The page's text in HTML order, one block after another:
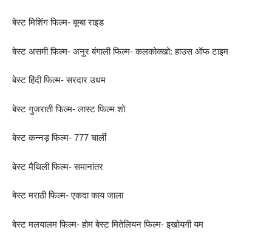
बेस्ट मिशिंग फिल्म- बूम्बा राइड
बेस्ट असमी फिल्म- अनुर बंगाली फिल्म- कलकोक्खो: हाउस ऑफ टाइम
बेस्ट हिंदी फिल्म- सरदार उधम
बेस्ट गुजराती फिल्म- लास्ट फिल्म शो
बेस्ट कन्नड़ फिल्म- 777 चार्ली
बेस्ट मैथिली फिल्म- समानांतर
बेस्ट मराठी फिल्म- एकदा काय जाला
बेस्ट मलयालम फिल्म- होम बेस्ट मितेलियन फिल्म- इखोयगी यम